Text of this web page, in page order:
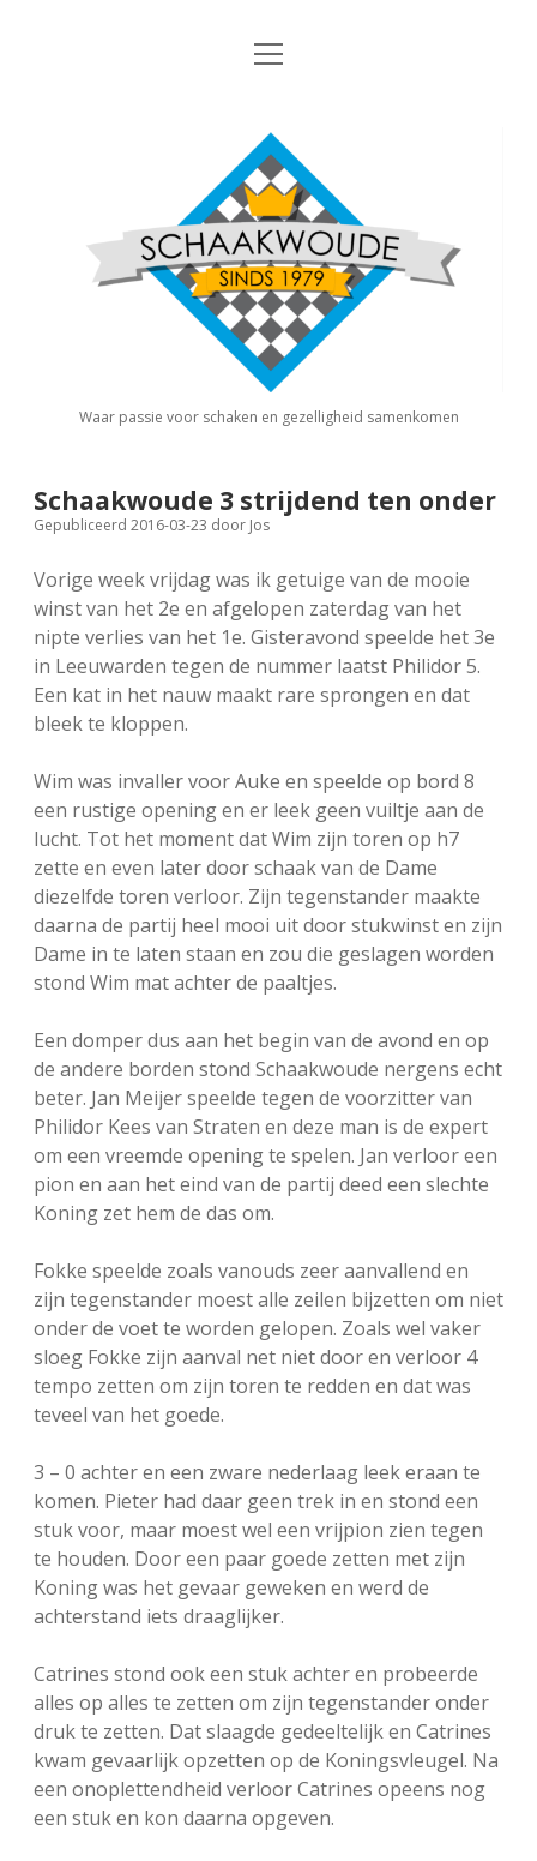
Nieuws
Algemene Informatie
Privacy Statement
Interne Competitie
dropdown
menu
Competitiereglement
Externe Competitie open
KNSB: Schaakwoude I
KNSB: Schaakwoude II
FSB: Schaakwoude I
FSB: Schaakwoude II
FSB: Schaakwoude III
Jeugdschaken
Eregalerij
Agenda
Koppelingen
Sponsoren
facebookinstagram
open
Schaakvereniging
Schaakwoude
Waar passie voor schaken en gezelligheid samenkomen
Schaakwoude 3 strijdend ten onder
Gepubliceerd 2016-03-23 door Jos
Vorige week vrijdag was ik getuige van de mooie
winst van het 2e en afgelopen zaterdag van het
nipte verlies van het 1e. Gisteravond speelde het 3e
in Leeuwarden tegen de nummer laatst Philidor 5.
Een kat in het nauw maakt rare sprongen en dat
bleek te kloppen.
Wim was invaller voor Auke en speelde op bord 8
een rustige opening en er leek geen vuiltje aan de
lucht. Tot het moment dat Wim zijn toren op h7
zette en even later door schaak van de Dame
diezelfde toren verloor. Zijn tegenstander maakte
daarna de partij heel mooi uit door stukwinst en zijn
Dame in te laten staan en zou die geslagen worden
stond Wim mat achter de paaltjes.
Een domper dus aan het begin van de avond en op
de andere borden stond Schaakwoude nergens echt
beter. Jan Meijer speelde tegen de voorzitter van
Philidor Kees van Straten en deze man is de expert
om een vreemde opening te spelen. Jan verloor een
pion en aan het eind van de partij deed een slechte
Koning zet hem de das om.
Fokke speelde zoals vanouds zeer aanvallend en
zijn tegenstander moest alle zeilen bijzetten om niet
onder de voet te worden gelopen. Zoals wel vaker
sloeg Fokke zijn aanval net niet door en verloor 4
tempo zetten om zijn toren te redden en dat was
teveel van het goede.
3 – 0 achter en een zware nederlaag leek eraan te
komen. Pieter had daar geen trek in en stond een
stuk voor, maar moest wel een vrijpion zien tegen
te houden. Door een paar goede zetten met zijn
Koning was het gevaar geweken en werd de
achterstand iets draaglijker.
Catrines stond ook een stuk achter en probeerde
alles op alles te zetten om zijn tegenstander onder
druk te zetten. Dat slaagde gedeeltelijk en Catrines
kwam gevaarlijk opzetten op de Koningsvleugel. Na
een onoplettendheid verloor Catrines opeens nog
een stuk en kon daarna opgeven.